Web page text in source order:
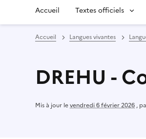
Accueil Textes officiels
Accueil Langues vivantes
DREHU -
Mis à jour levendredi 6 février 2026 ,